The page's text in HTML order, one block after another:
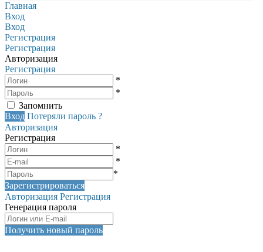
Главная
Вход
Вход
Регистрация
Регистрация
Авторизация
Регистрация
*
*
Запомнить
Вход Потеряли пароль ?
Авторизация
Регистрация
*
*
*
Зарегистрироваться
Авторизация Регистрация
Генерация пароля
Получить новый пароль